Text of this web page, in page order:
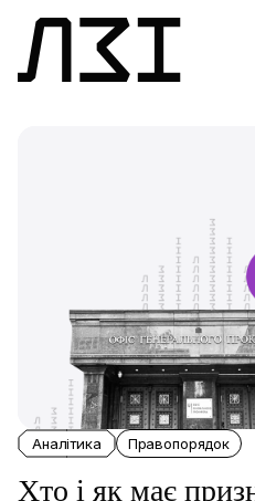
Аналітика Правопорядок
Хто і як має